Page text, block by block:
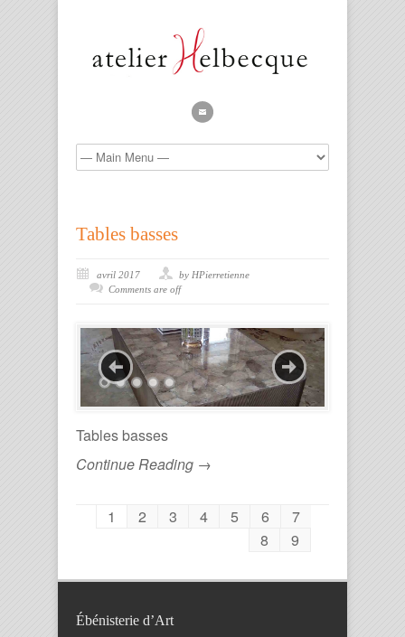
Tables basses
avril 2017
by HPierretienne
Comments are off
Tables basses
Continue Reading →
1 2 3 4 5 6
7
8
9
Ébénisterie d’Art